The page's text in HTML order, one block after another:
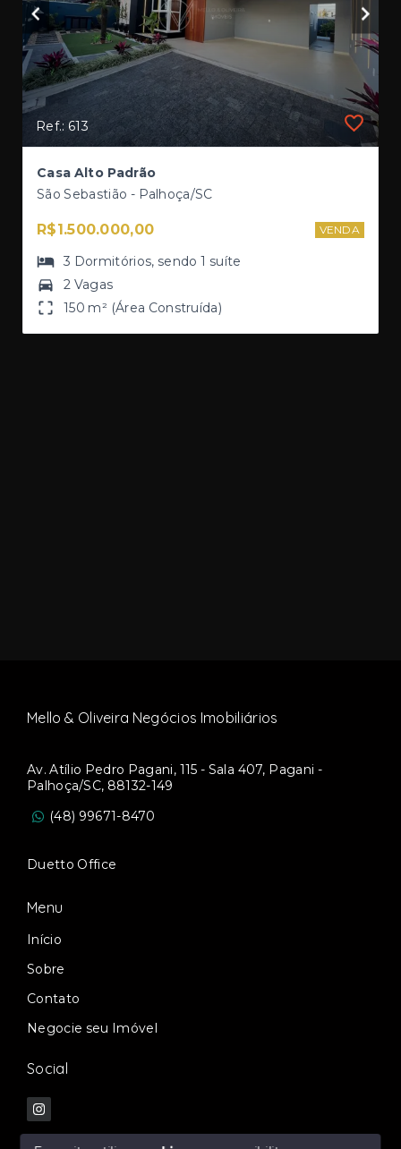
Ref.: 613
Casa Alto Padrão
São Sebastião - Palhoça/SC
R$1.500.000,00 VENDA
3 Dormitórios, sendo1 suíte
2 Vagas
150 m² (Área Construída)
Mello & Oliveira Negócios Imobiliários
Av. Atílio Pedro Pagani, 115 - Sala 407, Pagani -
Palhoça/SC, 88132-149
(48) 99671-8470
Duetto Office
Menu
Início
Sobre
Contato
Negocie seu Imóvel
Social